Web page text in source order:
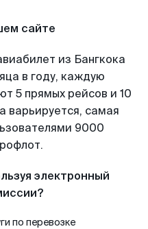
сайте
из Бангкока
в году, каждую
5 прямых рейсов и 10
варьируется, самая
9000
электронный
по перевозке